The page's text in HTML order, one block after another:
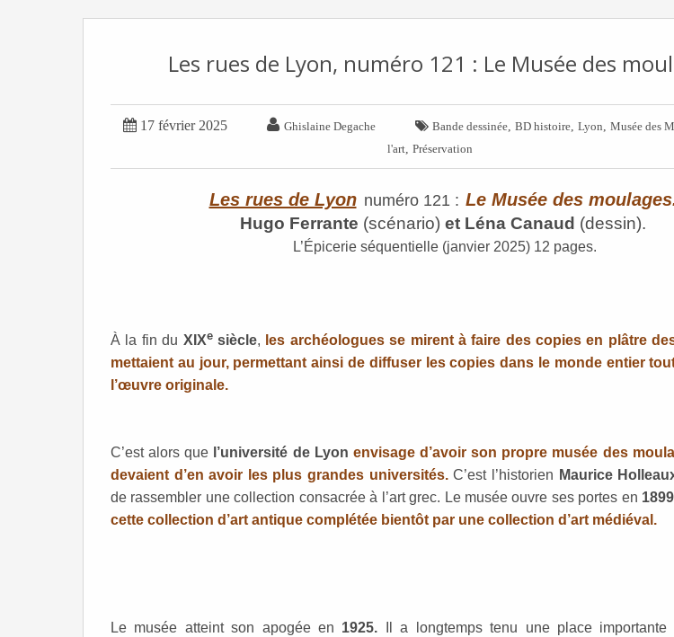
Les rues de Lyon, numéro 121 : Le Musée des
 17 février 2025  Ghislaine Degache  Bande dessinée, BD histoire, Lyon Musée des
l'art, Préservation
Les rues de Lyon numéro 121 : Le Musée des
Hugo Ferrante (scénario) et Léna Canaud (dessin).
L’Épicerie séquentielle (janvier 2025) 12 pages.
À la fin du XIXe siècle, les archéologues se mirent à faire des copies en plâtre
mettaient au jour, permettant ainsi de diffuser les copies dans le monde entier
l’œuvre originale.
C’est alors que l’université de Lyon envisage d’avoir son propre musée des
devaient d’en avoir les plus grandes universités.C’est l’historien Maurice
de rassembler une collection consacrée à l’art grec. Le musée ouvre ses portes en 1899
cette collection d’art antique complétée bientôt par une collection d’art médiéval.
Le musée atteint son apogée en 1925. Il a longtemps tenu une place